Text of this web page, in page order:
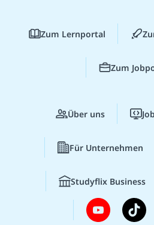
Zum Lernportal
Zum
Über uns
Für Unternehmen
Studyflix Business